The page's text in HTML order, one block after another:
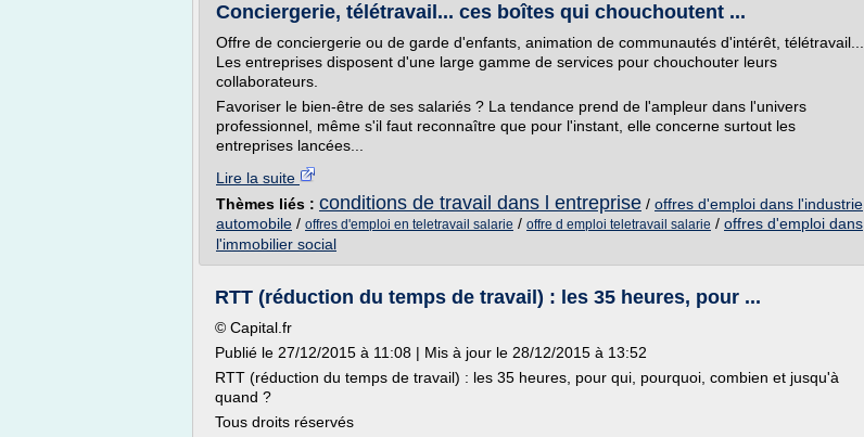
Conciergerie, télétravail... ces boîtes qui chouchoutent ...
Offre de conciergerie ou de garde d'enfants, animation de communautés d'intérêt, télétravail...
Les entreprises disposent d'une large gamme de services pour chouchouter leurs
collaborateurs.
Favoriser le bien-être de ses salariés ? La tendance prend de l'ampleur dans l'univers
professionnel, même s'il faut reconnaître que pour l'instant, elle concerne surtout les
entreprises lancées...
Lire la suite
Thèmes liés : conditions de travail dans l entreprise / offres d'emploi dans l'industrie
automobile / offres d'emploi en teletravail salarie / offre d emploi teletravail salarie / offres d'emploi dans
l'immobilier social
RTT (réduction du temps de travail) : les 35 heures, pour ...
© Capital.fr
Publié le 27/12/2015 à 11:08 | Mis à jour le 28/12/2015 à 13:52
RTT (réduction du temps de travail) : les 35 heures, pour qui, pourquoi, combien et jusqu'à
quand ?
Tous droits réservés